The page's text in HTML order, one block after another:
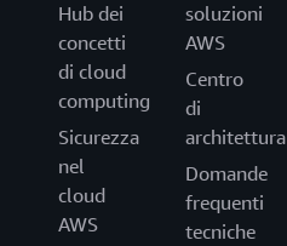
Hub dei
concetti
di cloud
computing
Sicurezza
nel
cloud
AWS
soluzioni
AWS
Centro
di
architettura
Domande
frequenti
tecniche